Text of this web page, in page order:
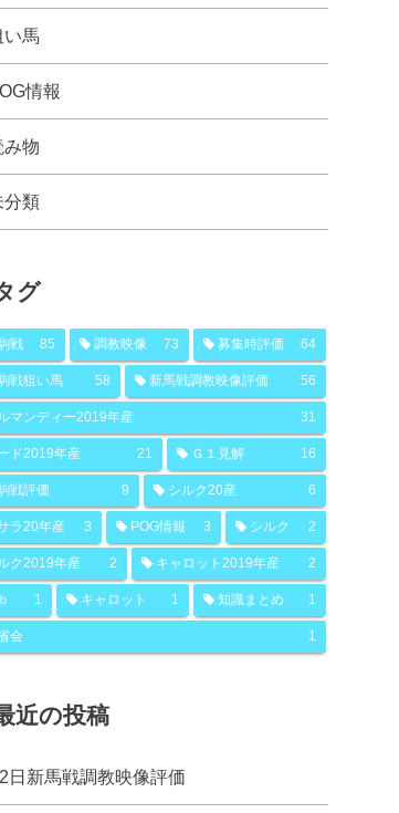
い馬
情報
み物
分類
グ
戦 85 調教映像 73 募集時評価 64
戦狙い馬 58 新馬戦調教映像評価 56
マンディー2019年産 31
ド2019年産 21 Ｇ１見解 16
戦評価 9 シルク20産 6
ラ20年産 3 POG情報 3 シルク 2
ク2019年産 2 キャロット2019年産 2
1 キャロット 1 知識まとめ 1
会 1
近の投稿
日新馬戦調教映像評価